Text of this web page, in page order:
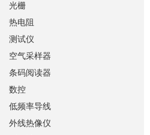
光栅
热电阻
测试仪
空气采样器
条码阅读器
数控
低频率导线
外线热像仪